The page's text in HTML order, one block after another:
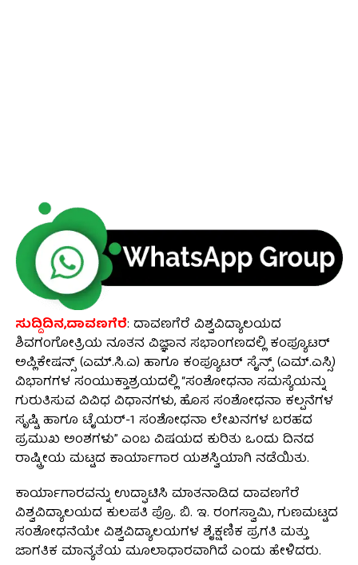
ಸುದ್ದಿದಿನ,ದಾವಣಗೆರೆ: ದಾವಣಗೆರೆ ವಿಶ್ವವಿದ್ಯಾಲಯದ
ಶಿವಗಂಗೋತ್ರಿಯ ನೂತನ ವಿಜ್ಞಾನ ಸಭಾಂಗಣದಲ್ಲಿ ಕಂಪ್ಯೂಟರ್
ಅಪ್ಲಿಕೇಷನ್ಸ್ (ಎಮ್.ಸಿ.ಎ) ಹಾಗೂ ಕಂಪ್ಯೂಟರ್ ಸೈನ್ಸ್ (ಎಮ್.ಎಸ್ಸಿ)
ವಿಭಾಗಗಳ ಸಂಯುಕ್ತಾಶ್ರಯದಲ್ಲಿ “ಸಂಶೋಧನಾ ಸಮಸ್ಯೆಯನ್ನು
ಗುರುತಿಸುವ ವಿವಿಧ ವಿಧಾನಗಳು, ಹೊಸ ಸಂಶೋಧನಾ ಕಲ್ಪನೆಗಳ
ಸೃಷ್ಟಿ ಹಾಗೂ ಟೈಯರ್-1 ಸಂಶೋಧನಾ ಲೇಖನಗಳ ಬರಹದ
ಪ್ರಮುಖ ಅಂಶಗಳು” ಎಂಬ ವಿಷಯದ ಕುರಿತು ಒಂದು ದಿನದ
ರಾಷ್ಟ್ರೀಯ ಮಟ್ಟದ ಕಾರ್ಯಾಗಾರ ಯಶಸ್ವಿಯಾಗಿ ನಡೆಯಿತು.
ಕಾರ್ಯಾಗಾರವನ್ನು ಉದ್ಘಾಟಿಸಿ ಮಾತನಾಡಿದ ದಾವಣಗೆರೆ
ವಿಶ್ವವಿದ್ಯಾಲಯದ ಕುಲಪತಿ ಪ್ರೊ. ಬಿ. ಇ. ರಂಗಸ್ವಾಮಿ, ಗುಣಮಟ್ಟದ
ಸಂಶೋಧನೆಯೇ ವಿಶ್ವವಿದ್ಯಾಲಯಗಳ ಶೈಕ್ಷಣಿಕ ಪ್ರಗತಿ ಮತ್ತು
ಜಾಗತಿಕ ಮಾನ್ಯತೆಯ ಮೂಲಾಧಾರವಾಗಿದೆ ಎಂದು ಹೇಳಿದರು.